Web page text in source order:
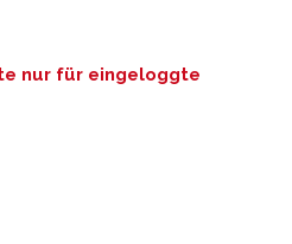
nur für eingeloggte